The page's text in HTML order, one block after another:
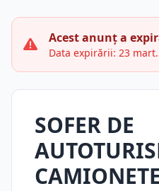
Acest anunț a
Data expirării: 23
SOFER DE
CAMIONETE